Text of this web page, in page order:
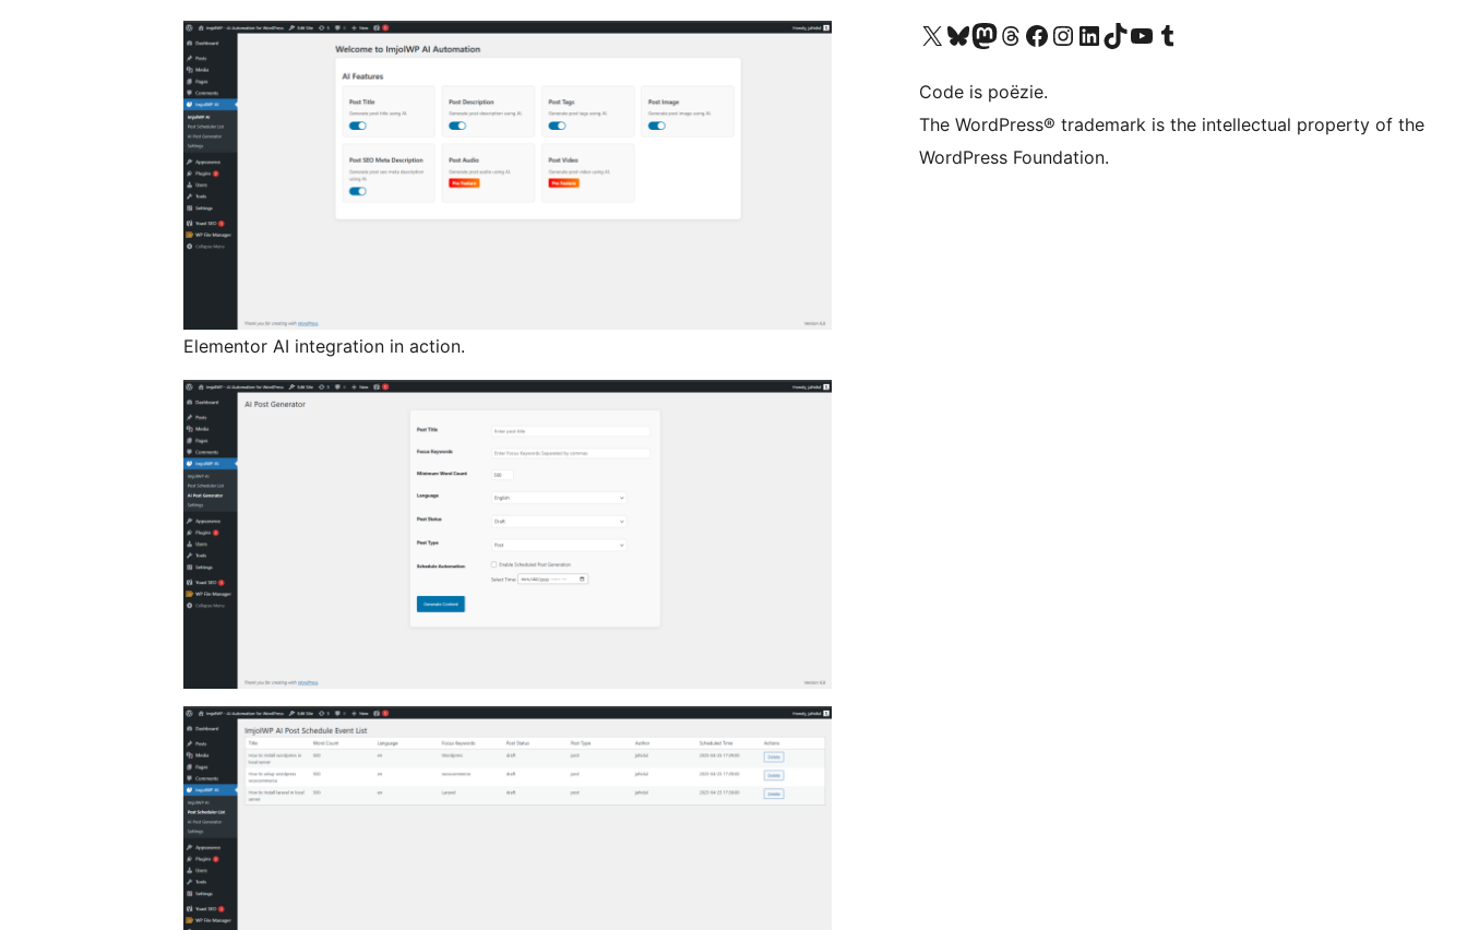
Elementor AI integration in action.
Bezoek ons X (voorheen Twitter) account
Bezoek ons Bluesky account
Bezoek ons Mastodon account
Bezoek ons Threads account
Onze Facebook pagina bezoeken
Bezoek ons Instagram account
Bezoek ons LinkedIn account
Bezoek ons TikTok account
Bezoek ons YouTube kanaalBezoek ons Tumblr account
Code is poëzie.
The WordPress® trademark is the intellectual property of the
WordPress Foundation.